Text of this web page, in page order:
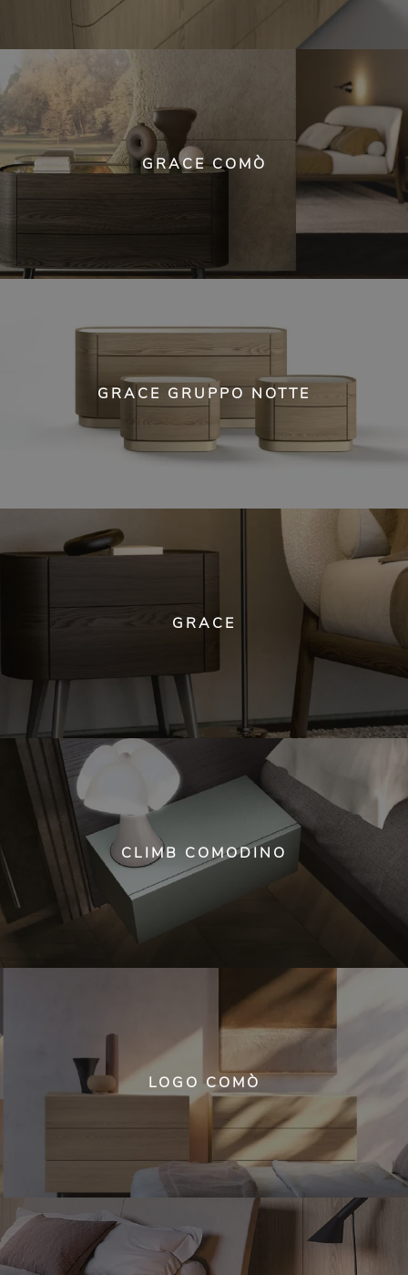
GRACE COMÒ
GRACE GRUPPO NOTTE
GRACE
CLIMB COMODINO
LOGO COMÒ